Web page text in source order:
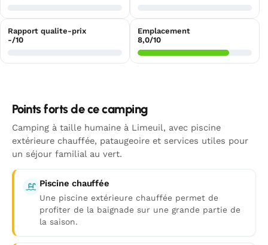
Rapport qualite-prix
-/10
Emplacement
8,0/10
Points forts de ce camping
Camping à taille humaine à Limeuil, avec piscine
extérieure chauffée, pataugeoire et services utiles pour
un séjour familial au vert.
Piscine chauffée
Une piscine extérieure chauffée permet de
profiter de la baignade sur une grande partie de
la saison.